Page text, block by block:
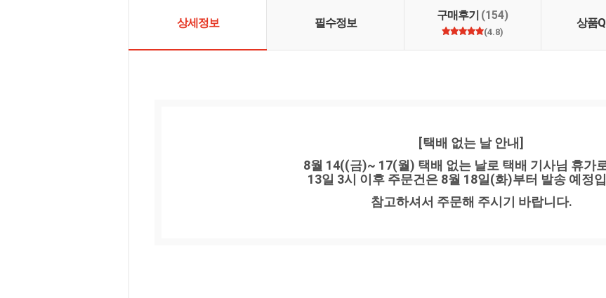
상세정보 필수정보
구매후기 (154)
(4.8)
상품
[택배 없는 날 안내]
8월 14((금)~ 17(월) 택배 없는 날로 택배 기사님 휴가
13일 3시 이후 주문건은 8월 18일(화)부터 발송 예정
참고하셔서 주문해 주시기 바랍니다.